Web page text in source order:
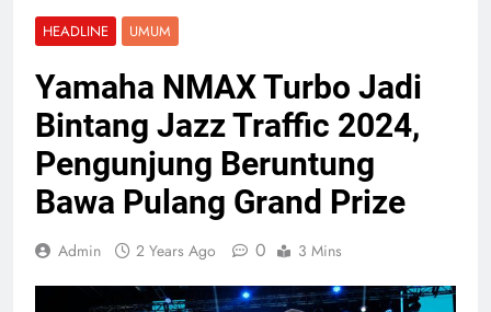
HEADLINE UMUM
Yamaha NMAX Turbo Jadi
Bintang Jazz Traffic 2024,
Pengunjung Beruntung
Bawa Pulang Grand Prize
Admin 2 Years Ago 0 3 Mins